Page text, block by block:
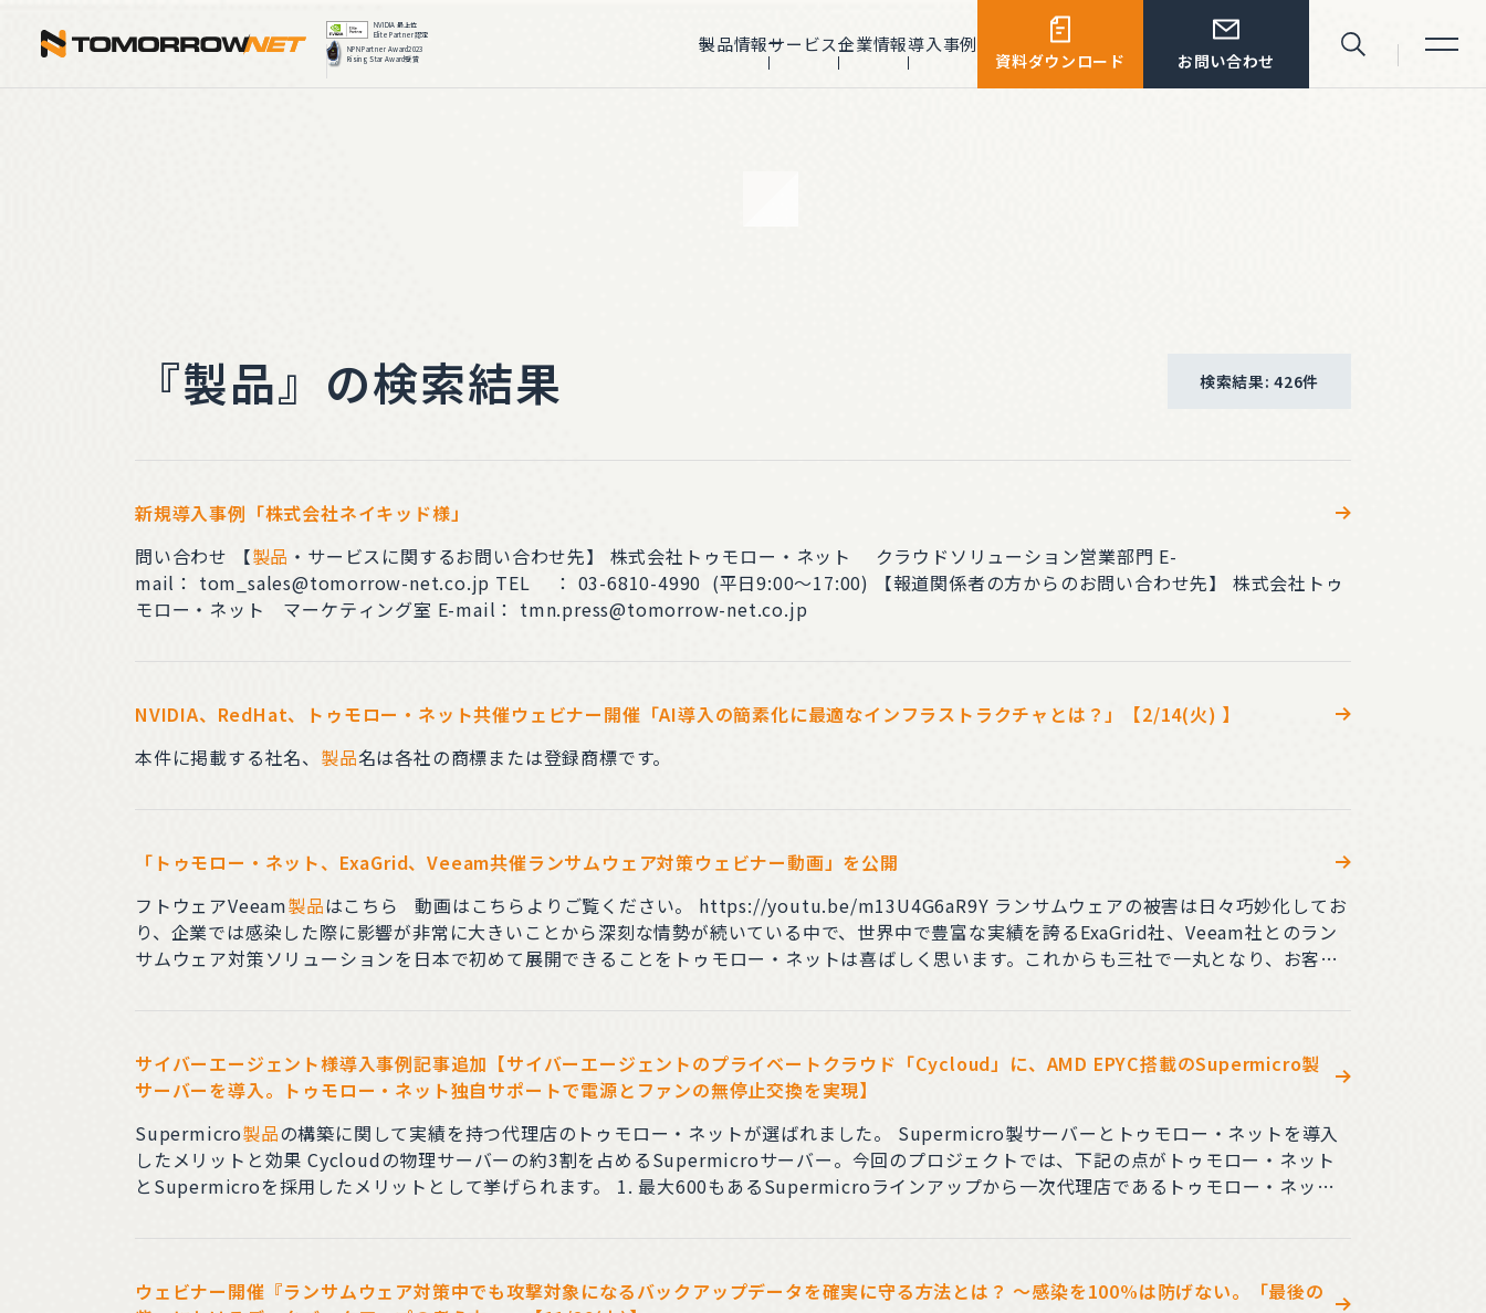
株式会社トゥモロー・ネット NVIDIA 最上位
Elite Partner認定
NPN Partner Award2023
製品情報サービス企業情報導入事例
資料ダウンロード お問い合わせ サイト内検索
検索結果: 426件
『製品』の検索結果
新規導入事例「株式会社ネイキッド様」
問い合わせ 【製品 ・サービスに関するお問い合わせ先】 株式会社トゥモロー・ネット クラウドソリューション営業部門 E-
mail： tom_sales@tomorrow-net.co.jp TEL ： 03-6810-4990 (平日9:00～17:00) 【報道関係者の方からのお問い合わせ先】 株式会社トゥ
モロー・ネット マーケティング室 E-mail： tmn.press@tomorrow-net.co.jp
NVIDIA、RedHat、トゥモロー・ネット共催ウェビナー開催「AI導入の簡素化に最適なインフラストラクチャとは？」【2/14(火) 】
本件に掲載する社名、 製品名は各社の商標または登録商標です。
「トゥモロー・ネット、ExaGrid、Veeam共催ランサムウェア対策ウェビナー動画」を公開
フトウェアVeeam製品はこちら 動画はこちらよりご覧ください。 https://youtu.be/m13U4G6aR9Y ランサムウェアの被害は日々巧妙化してお
り、企業では感染した際に影響が非常に大きいことから深刻な情勢が続いている中で、世界中で豊富な実績を誇るExaGrid社、Veeam社とのラン
サムウェア対策ソリューションを日本で初めて展開できることをトゥモロー・ネットは喜ばしく思います。これからも三社で一丸となり、お客様
サイバーエージェント様導入事例記事追加【サイバーエージェントのプライベートクラウド「Cycloud」に、AMD EPYC搭載のSupermicro製
サーバーを導入。トゥモロー・ネット独自サポートで電源とファンの無停止交換を実現】
Supermicro製品の構築に関して実績を持つ代理店のトゥモロー・ネットが選ばれました。 Supermicro製サーバーとトゥモロー・ネットを導入
したメリットと効果 Cycloudの物理サーバーの約3割を占めるSupermicroサーバー。今回のプロジェクトでは、下記の点がトゥモロー・ネット
とSupermicroを採用したメリットとして挙げられます。 1. 最大600もあるSupermicroラインアップから一次代理店であるトゥモロー・ネット
ウェビナー開催『ランサムウェア対策中でも攻撃対象になるバックアップデータを確実に守る方法とは？ ～感染を100%は防げない。「最後の